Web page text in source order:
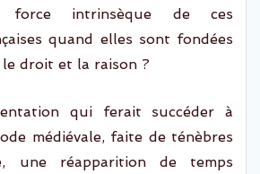
force intrinsèque de ces
quand elles sont fondées
droit et la raison ?
qui ferait succéder à
médiévale, faite de ténèbres
une réapparition de temps